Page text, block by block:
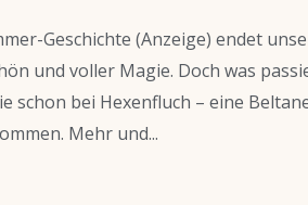
Geschichte (Anzeige) endet
und voller Magie. Doch was
schon bei Hexenfluch – eine
Mehr und...